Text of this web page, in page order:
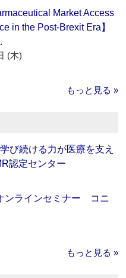
Market Access
in the Post-Brexit Era】
(木)
もっと見る »
び続ける力が医療を支え
認定センター
ンラインセミナー コニ
もっと見る »